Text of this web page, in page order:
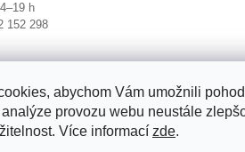
abychom Vám umožnili
provozu webu neustále
Více informací zde.
h
152 298
nastavení cookies